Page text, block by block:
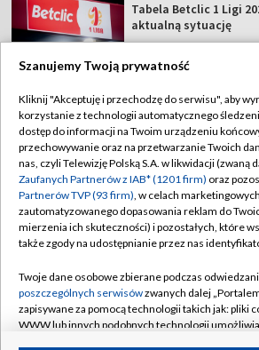
Tabela Betclic 1 Ligi
aktualną sytuację
TVP
Abonament TVP
Sklep TVP
Biuro Reklamy
Oferta Handlowa
Emisja w TVP
Rada
Regulamin TVP
Polityka
Moje zgody
Biuro reklamy
Kanały
Szanujemy Twoją prywatność
Kliknij "Akceptuję i przechodzę do serwisu", aby
korzystanie z technologii automatycznego
dostęp do informacji na Twoim urządzeniu
przechowywanie oraz na przetwarzanie Twoich
nas, czyli Telewizję Polską S.A. w likwidacji (zwaną
Zaufanych Partnerów z IAB* (1201 firm) oraz
Partnerów TVP (93 firm), w celach
zautomatyzowanego dopasowania reklam do
mierzenia ich skuteczności) i pozostałych, które
także zgody na udostępnianie przez nas
Twoje dane osobowe zbierane podczas
poszczególnych serwisówzwanych dalej
zapisywane za pomocą technologii takich jak: pliki
WWW lub innych podobnych technologii